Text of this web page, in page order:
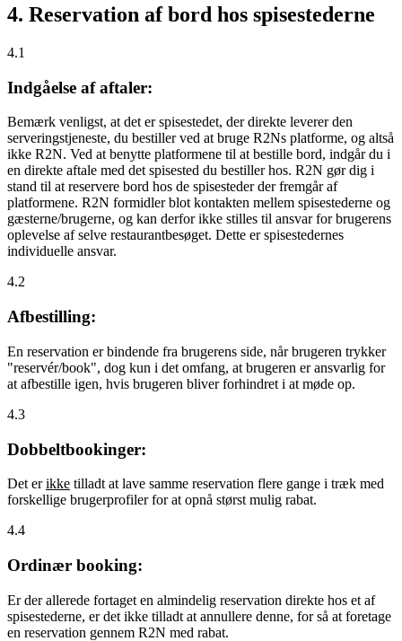
4. Reservation af bord hos spisestederne
4.1
Indgåelse af aftaler:
Bemærk venligst, at det er spisestedet, der direkte leverer den
serveringstjeneste, du bestiller ved at bruge R2Ns platforme, og altså
ikke R2N. Ved at benytte platformene til at bestille bord, indgår du i
en direkte aftale med det spisested du bestiller hos. R2N gør dig i
stand til at reservere bord hos de spisesteder der fremgår af
platformene. R2N formidler blot kontakten mellem spisestederne og
gæsterne/brugerne, og kan derfor ikke stilles til ansvar for brugerens
oplevelse af selve restaurantbesøget. Dette er spisestedernes
individuelle ansvar.
4.2
Afbestilling:
En reservation er bindende fra brugerens side, når brugeren trykker
"reservér/book", dog kun i det omfang, at brugeren er ansvarlig for
at afbestille igen, hvis brugeren bliver forhindret i at møde op.
4.3
Dobbeltbookinger:
Det erikke tilladt at lave samme reservation flere gange i træk med
forskellige brugerprofiler for at opnå størst mulig rabat.
4.4
Ordinær booking:
Er der allerede fortaget en almindelig reservation direkte hos et af
spisestederne, er det ikke tilladt at annullere denne, for så at foretage
en reservation gennem R2N med rabat.